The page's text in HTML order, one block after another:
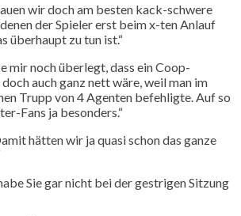
wir doch am besten kack-schwere
der Spieler erst beim x-ten Anlauf
überhaupt zu tun ist.“
mir noch überlegt, dass ein Coop-
auch ganz nett wäre, weil man im
Trupp von 4 Agenten befehligte. Auf so
Fans ja besonders.“
hätten wir ja quasi schon das ganze
Sie gar nicht bei der gestrigen Sitzung